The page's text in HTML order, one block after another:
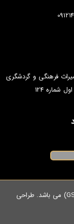
فرهنگی و گردشگری
شماره 124
کلیه حقوق این وبسایت متعلق به گام سخت ابزار (GSA) می باشد. طراحی